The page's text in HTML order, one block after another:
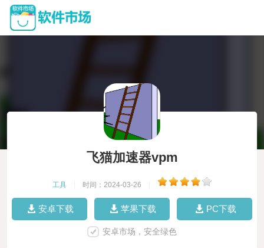
飞猫加速器vpm
工具 时间：2024-03-26
安卓下载 苹果下载 PC下载
安卓市场，安全绿色